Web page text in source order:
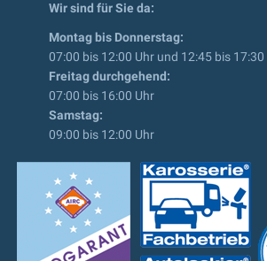
Wir sind für Sie da:
Montag bis Donnerstag:
07:00 bis 12:00 Uhr und 12:45 bis 17:30
Freitag durchgehend:
07:00 bis 16:00 Uhr
Samstag:
09:00 bis 12:00 Uhr